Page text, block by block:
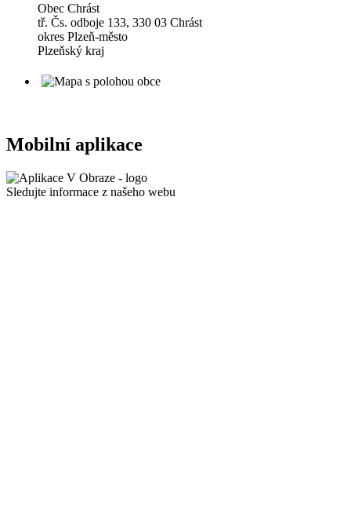
Obec Chrást
tř. Čs. odboje 133, 330 03 Chrást
okres Plzeň-město
Plzeňský kraj
Mobilní aplikace
Sledujte informace z našeho webu